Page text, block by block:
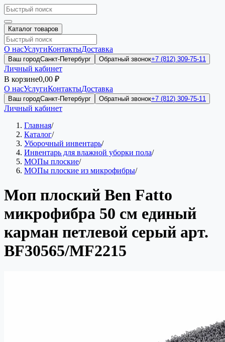
Каталог товаров
О насУслугиКонтактыДоставка
Ваш городСанкт-Петербург Обратный звонок+7 (812) 309-75-11
Личный кабинет
В корзине0,00 ₽
О насУслугиКонтактыДоставка
Ваш городСанкт-Петербург Обратный звонок+7 (812) 309-75-11
Личный кабинет
Главная/
Каталог/
Уборочный инвентарь/
Инвентарь для влажной уборки пола/
МОПы плоские/
МОПы плоские из микрофибры/
Моп плоский Ben Fatto
микрофибра 50 см единый
карман петлевой серый арт.
BF30565/MF2215